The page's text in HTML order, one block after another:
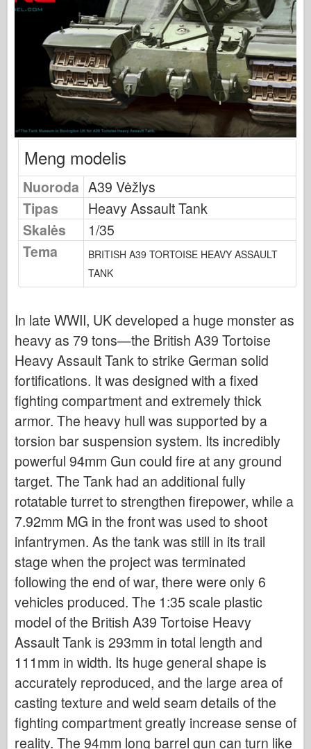
Osprey leidyba
Eskadrono signalas
Tankpower
Sunkvežimiai ir cisternos
Waffen-Arsenalas
Wydawnictwo Militaria
Maquettes (maquettes)
Akademija
Ace modeliai
AFV klubas
Airfix
Oro pajėgos
AZ modelis
Bronco
Kibernetinis hobis
Dnepromodelis
Drakonas
Eduardas
E.T. Modelis
Smulkios pelėsiai
Valoro pajėgos
Friulmodel
Hasegawa provincija
Heleris
HobbyBoss provincija
IBG modeliai
Tcm
Italeri
Legenda
Tamiya
Tristar
Trimitininkas
Meng modelis
Nuoroda A39 Vėžlys
Tipas
Heavy Assault Tank
Skalės
1/35
Tema
BRITISH A39 TORTOISE HEAVY ASSAULT
TANK
In late WWII, UK developed a huge monster as
heavy as 79 tons—the British A39 Tortoise
Heavy Assault Tank to strike German solid
fortifications. It was designed with a fixed
fighting compartment and extremely thick
armor. The heavy hull was supported by a
torsion bar suspension system. Its incredibly
powerful 94mm Gun could fire at any ground
target. The Tank had an additional fully
rotatable turret to strengthen firepower, while a
7.92mm MG in the front was used to shoot
infantrymen. As the tank was still in its trail
stage when the project was terminated
following the end of war, there were only 6
vehicles produced. The 1:35 scale plastic
model of the British A39 Tortoise Heavy
Assault Tank is 293mm in total length and
111mm in width. Its huge general shape is
accurately reproduced, and the large area of
casting texture and weld seam details of the
fighting compartment greatly increase sense of
reality. The 94mm long barrel gun can turn like